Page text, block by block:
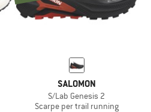
SALOMON
S/Lab Genesis 2
Scarpe per trail running